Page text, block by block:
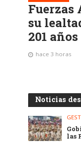
Fuerzas
su
201 años
hace 3 horas
Noticias
las